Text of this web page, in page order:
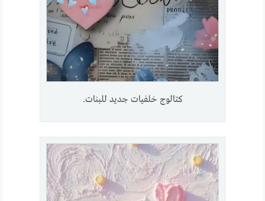
كتالوج خلفيات جديد للبنات.